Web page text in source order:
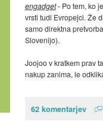
engadget- Po tem, ko
vrsti tudi Evropejci. Že
samo direktna
Slovenijo).
Joojoo v kratkem prav
nakup zanima, le
62 komentarjev